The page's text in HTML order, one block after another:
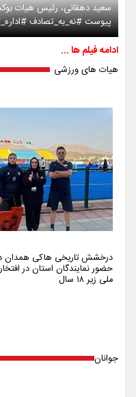
سعید دهقانی، رئیس هیات
پیوست #نه_به_تصادف
ادامه فیلم ها ...
هیات های ورزشی
درخشش تاریخی هاکی همدان
حضور نمایندگان استان در
ملی زیر ۱۸ سال
جوانان